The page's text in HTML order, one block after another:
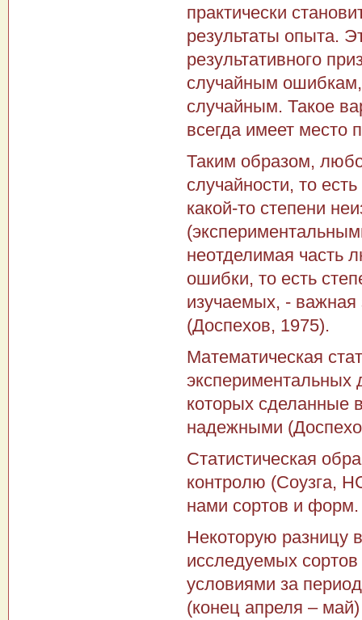
практически
результаты опыта.
результативного
случайным
случайным. Такое
всегда имеет место
Таким образом,
случайности, то
какой-то степени
неотделимая часть
ошибки, то есть
изучаемых, - важная
(Доспехов, 1975).
Математическая
экспериментальных
которых сделанные
надежными
Статистическая
контролю (Соузга,
нами сортов и форм.
Некоторую разницу
исследуемых
условиями за
(конец апреля –